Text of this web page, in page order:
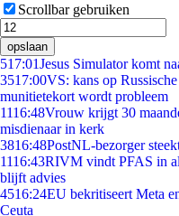
Scrollbar gebruiken
opslaan
517:01Jesus Simulator komt
3517:00VS: kans op
munitietekort wordt probleem
1116:48Vrouw krijgt 30
misdienaar in kerk
3816:48PostNL-bezorger
1116:43RIVM vindt PFAS in
blijft advies
4516:24EU bekritiseert Meta
Ceuta